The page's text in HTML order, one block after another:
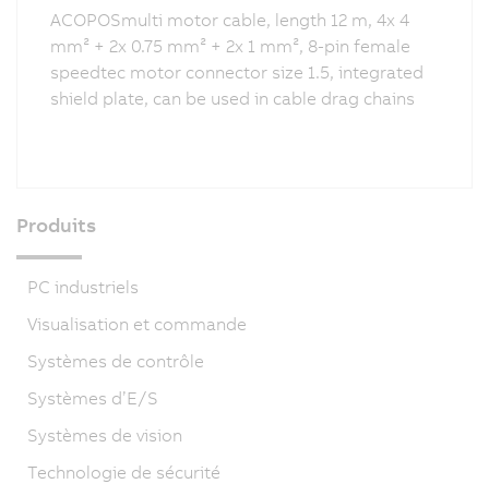
ACOPOSmulti motor cable, length 12 m, 4x 4
mm² + 2x 0.75 mm² + 2x 1 mm², 8-pin female
speedtec motor connector size 1.5, integrated
shield plate, can be used in cable drag chains
Produits
PC industriels
Visualisation et commande
Systèmes de contrôle
Systèmes d’E/S
Systèmes de vision
Technologie de sécurité